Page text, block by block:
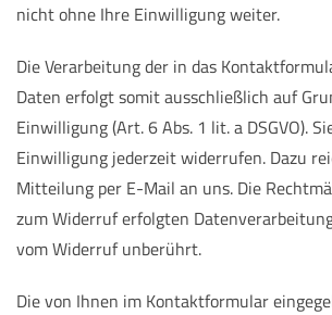
nicht ohne Ihre Einwilligung weiter.
Die Verarbeitung der in das
Daten erfolgt somit ausschließlich auf
Einwilligung (Art. 6 Abs. 1 lit. a DSGVO).
Einwilligung jederzeit widerrufen. Dazu
Mitteilung per E-Mail an uns. Die
zum Widerruf erfolgten
vom Widerruf unberührt.
Die von Ihnen im Kontaktformular